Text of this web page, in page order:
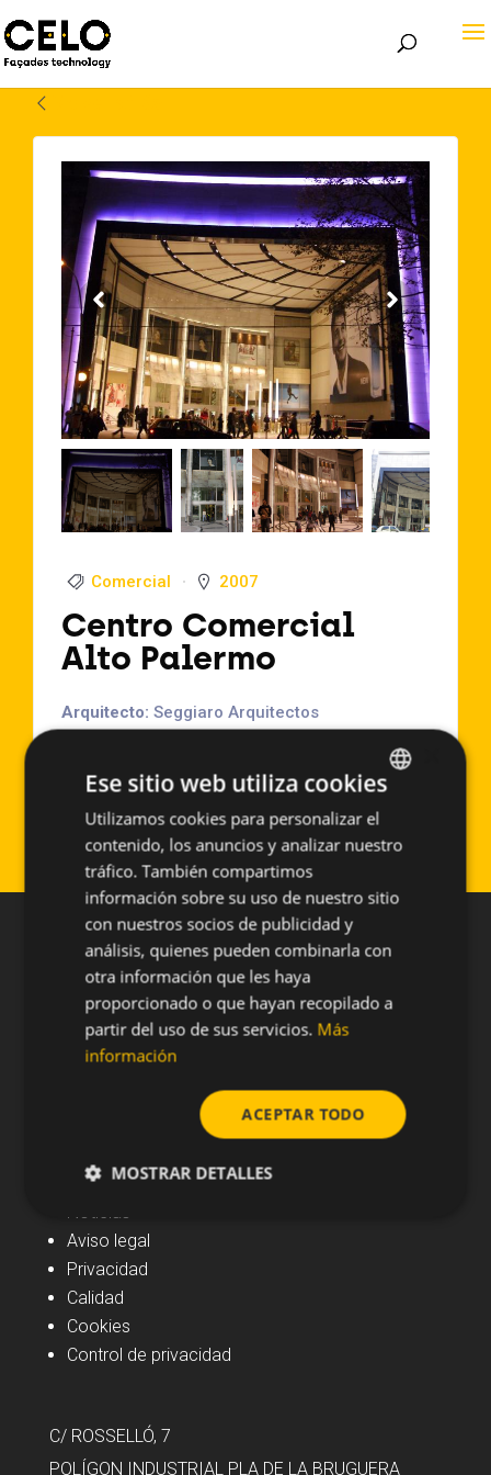
Comercial 2007
Centro Comercial
Alto Palermo
Arquitecto: Seggiaro Arquitectos
Superficie aproximada:750 m2
Sistema empleado: PF-ALU/PL
Navegación
Noticias
Aviso legal
Privacidad
Calidad
Cookies
Control de privacidad
C/ ROSSELLÓ, 7
POLÍGON INDUSTRIAL PLA DE LA BRUGUERA
SPANISH
ENGLISH
Ese sitio web utiliza cookies
Utilizamos cookies para personalizar el
contenido, los anuncios y analizar nuestro
tráfico. También compartimos
información sobre su uso de nuestro sitio
con nuestros socios de publicidad y
análisis, quienes pueden combinarla con
otra información que les haya
proporcionado o que hayan recopilado a
partir del uso de sus servicios. Más
información
ACEPTAR TODO
MOSTRAR DETALLES